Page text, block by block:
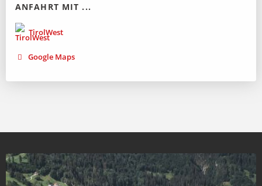
ANFAHRT MIT ...
TirolWest
Google Maps